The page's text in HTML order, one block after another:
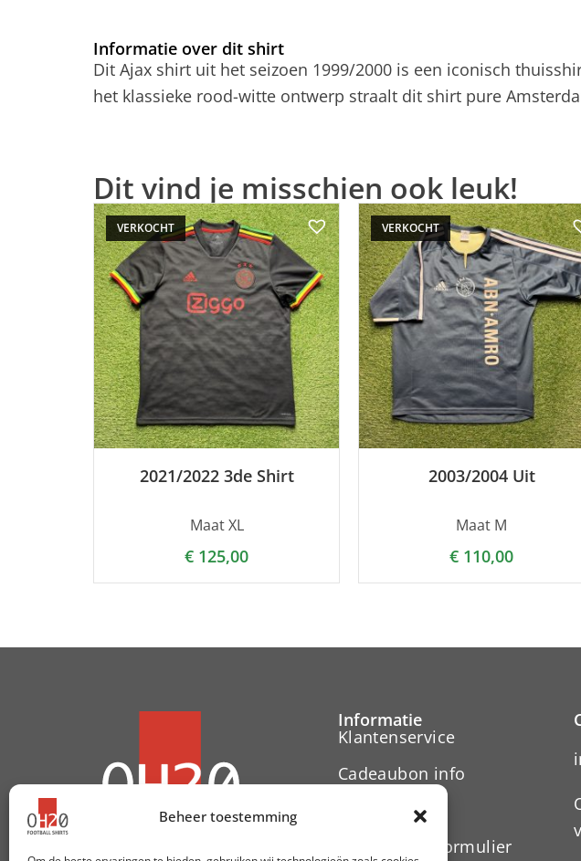
Beheer toestemming
Informatie over dit shirt
Dit Ajax shirt uit het seizoen 1999/2000 is een iconisch
het klassieke rood-witte ontwerp straalt dit shirt pure
Dit vind je misschien ook leuk!
VERKOCHT
2021/2022 3de Shirt
Maat XL
€ 125,00
VERKOCHT
2003/2004 Uit
Maat M
€ 110,00
Informatie
Klantenservice
Cadeaubon info
Herroepingsformulier